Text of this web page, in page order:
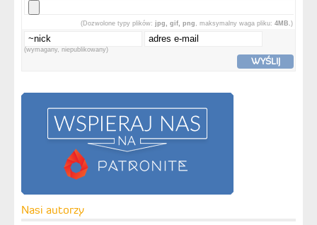
(Dozwolone typy plików: jpg, gif, png , maksymalny waga pliku: 4MB. )
(wymagany, niepublikowany)
WYŚLIJ
Nasi autorzy